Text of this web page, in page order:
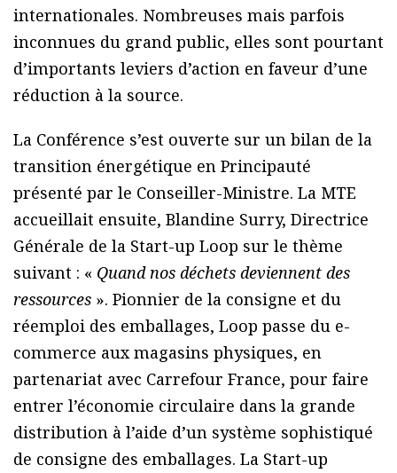
internationales. Nombreuses mais parfois
inconnues du grand public, elles sont pourtant
d’importants leviers d’action en faveur d’une
réduction à la source.
La Conférence s’est ouverte sur un bilan de la
transition énergétique en Principauté
présenté par le Conseiller-Ministre. La MTE
accueillait ensuite, Blandine Surry, Directrice
Générale de la Start-up Loop sur le thème
suivant : « Quand nos déchets deviennent des
ressources ». Pionnier de la consigne et du
réemploi des emballages, Loop passe du e-
commerce aux magasins physiques, en
partenariat avec Carrefour France, pour faire
entrer l’économie circulaire dans la grande
distribution à l’aide d’un système sophistiqué
de consigne des emballages. La Start-up